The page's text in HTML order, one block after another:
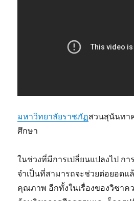
มหาวิทยาลัยราชภัฏสวนสุนันทา
ศึกษา
ในช่วงที่มีการเปลี่ยนแปลงไป กา
จำเป็นที่สามารถจะช่วยต่อยอด
คุณภาพ อีกทั้งในเรื่องของวิชาค